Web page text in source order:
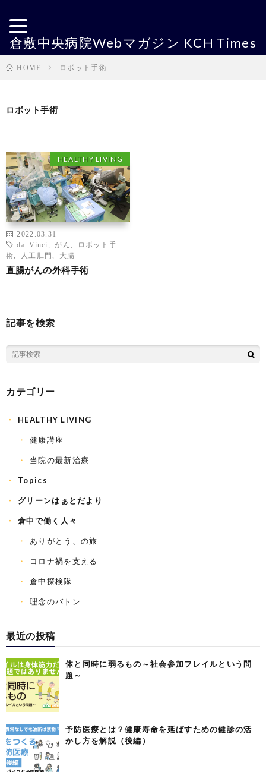
HOME ロボット手術
ロボット手術
HEALTHY LIVING
2022.03.31
da Vinci
,がん
ロボット手
術
人工肛門 大腸
直腸がんの外科手術
記事を検索
カテゴリー
HEALTHY LIVING
健康講座
当院の最新治療
Topics
グリーンはぁとだより
倉中で働く人々
ありがとう、の旅
コロナ禍を支える
倉中探検隊
理念のバトン
最近の投稿
体と同時に弱るもの～社会参加フレイルという問
題～
予防医療とは？健康寿命を延ばすための健診の活
かし方を解説（後編）
倉敷中央病院Webマガジン KCH Times